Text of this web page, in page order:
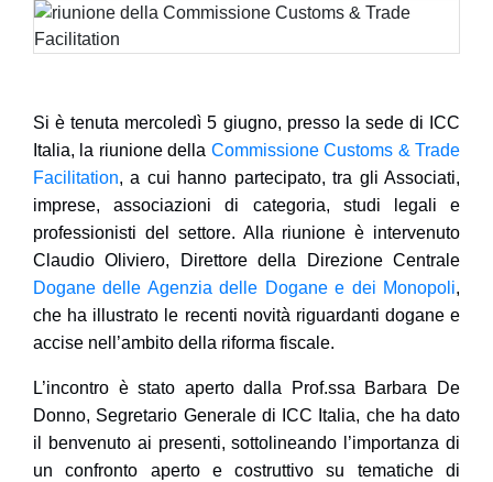
Si è tenuta mercoledì 5 giugno, presso la sede di ICC
Italia, la riunione della Commissione Customs & Trade
Facilitation, a cui hanno partecipato, tra gli Associati,
imprese, associazioni di categoria, studi legali e
professionisti del settore. Alla riunione è intervenuto
Claudio Oliviero, Direttore della Direzione Centrale
Dogane delle Agenzia delle Dogane e dei Monopoli,
che ha illustrato le recenti novità riguardanti dogane e
accise nell’ambito della riforma fiscale.
L’incontro è stato aperto dalla Prof.ssa Barbara De
Donno, Segretario Generale di ICC Italia, che ha dato
il benvenuto ai presenti, sottolineando l’importanza di
un confronto aperto e costruttivo su tematiche di